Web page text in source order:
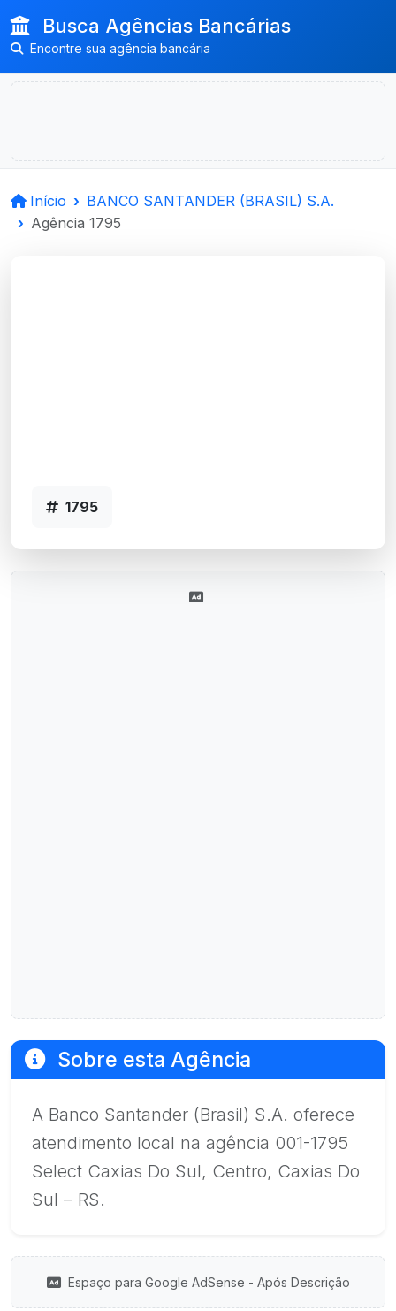
Busca Agências Bancárias
Encontre sua agência bancária
Início
BANCO SANTANDER (BRASIL) S.A.
Agência 1795
1795
Sobre esta Agência
A Banco Santander (Brasil) S.A. oferece
atendimento local na agência 001-1795
Select Caxias Do Sul, Centro, Caxias Do
Sul – RS.
Espaço para Google AdSense - Após Descrição